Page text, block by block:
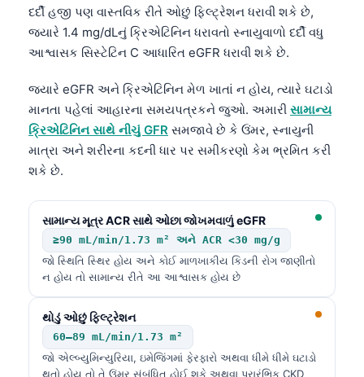
દર્દી હજી પણ વાસ્તવિક રીતે ઓછું ફિલ્ટ્રેશન ધરાવી શકે છે,
જ્યારે 1.4 mg/dLનું ક્રિએટિનિન ધરાવતો સ્નાયુવાળો દર્દી વધુ
આશ્વાસક સિસ્ટેટિન C આધારિત eGFR ધરાવી શકે છે.
જ્યારે eGFR અને ક્રિએટિનિન મેળ ખાતાં ન હોય, ત્યારે ઘટાડો
માનતા પહેલાં આહારના સમયપત્રકને જુઓ. અમારી સામાન્ય
ક્રિએટિનિન સાથે નીચું GFR સમજાવે છે કે ઉંમર, સ્નાયુની
માત્રા અને શરીરના કદની ધાર પર સમીકરણો કેમ ભ્રમિત કરી
શકે છે.
સામાન્ય મૂત્ર ACR સાથે ઓછા જોખમવાળું eGFR
≥90 mL/min/1.73 m² અને ACR <30 mg/g
જો સ્થિતિ સ્થિર હોય અને કોઈ માળખાકીય કિડની રોગ જાણીતો
ન હોય તો સામાન્ય રીતે આ આશ્વાસક હોય છે
થોડું ઓછું ફિલ્ટ્રેશન
60–89 mL/min/1.73 m²
જો એલ્બ્યુમિન્યુરિયા, ઇમેજિંગમાં ફેરફારો અથવા ધીમે ધીમે ઘટાડો
થતો હોય તો તે ઉંમર સંબંધિત હોઈ શકે અથવા પ્રારંભિક CKD